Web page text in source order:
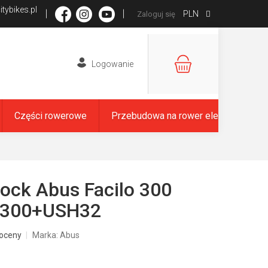
PLN
Zaloguj się
KOSZYK
Części rowerowe Przebudowa na rower elektryczny
Abus Facilo 300
Marka: Abus